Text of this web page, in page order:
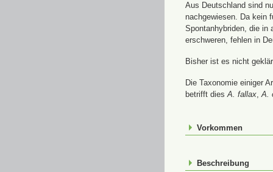
Aus Deutschland sind
nachgewiesen. Da kein
Spontanhybriden, die in
erschweren, fehlen in
Bisher ist es nicht
Die Taxonomie einiger
betrifft diesA. fallax,A.
Vorkommen
Beschreibung